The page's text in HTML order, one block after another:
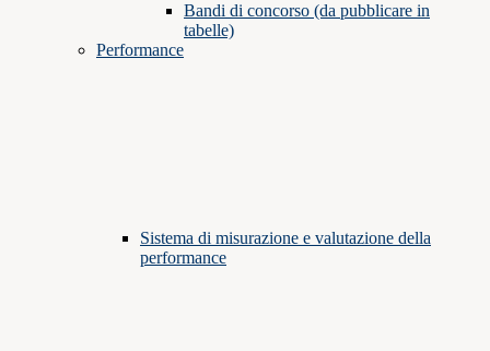
Bandi di concorso (da pubblicare in
tabelle)
Performance
Sistema di misurazione e valutazione della
performance